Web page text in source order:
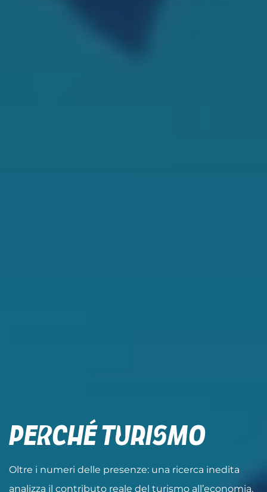
Perché Turismo
Oltre i numeri delle presenze: una ricerca inedita
analizza il contributo reale del turismo all’economia,